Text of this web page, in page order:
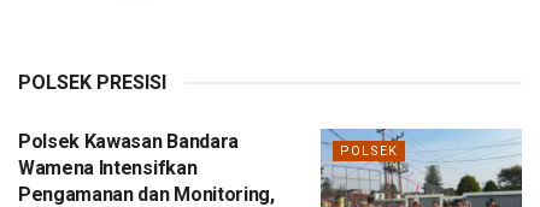
POLSEK PRESISI
POLSEK
Polsek Kawasan Bandara
Wamena Intensifkan
Pengamanan dan Monitoring,